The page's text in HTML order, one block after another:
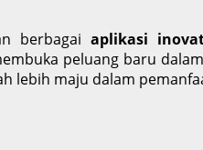
berbagai aplikasi
peluang baru
lebih maju dalam